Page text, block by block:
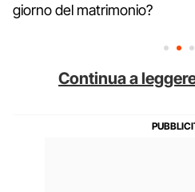
giorno del matrimonio?
Continua a